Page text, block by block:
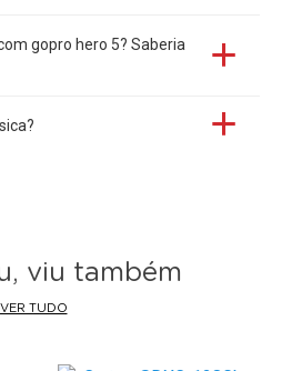
gopro hero 5? Saberia
viu também
VER TUDO